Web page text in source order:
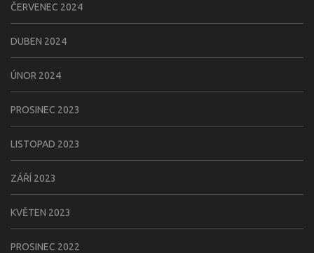
ČERVENEC 2024
DUBEN 2024
ÚNOR 2024
PROSINEC 2023
LISTOPAD 2023
ZÁŘÍ 2023
KVĚTEN 2023
PROSINEC 2022